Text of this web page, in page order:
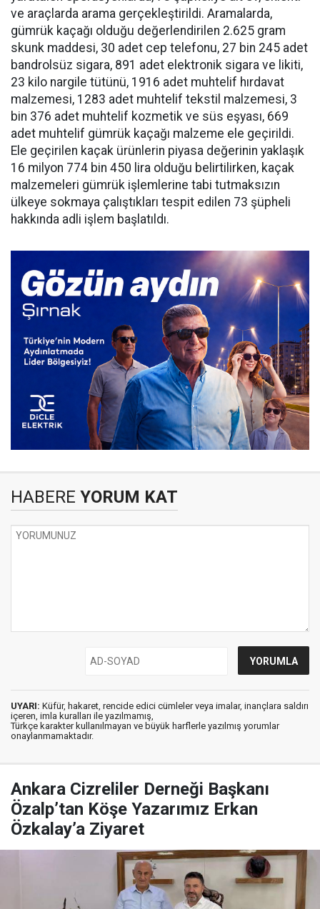
ve araçlarda arama gerçekleştirildi. Aramalarda,
gümrük kaçağı olduğu değerlendirilen 2.625 gram
skunk maddesi, 30 adet cep telefonu, 27 bin 245 adet
bandrolsüz sigara, 891 adet elektronik sigara ve likiti,
23 kilo nargile tütünü, 1916 adet muhtelif hırdavat
malzemesi, 1283 adet muhtelif tekstil malzemesi, 3
bin 376 adet muhtelif kozmetik ve süs eşyası, 669
adet muhtelif gümrük kaçağı malzeme ele geçirildi.
Ele geçirilen kaçak ürünlerin piyasa değerinin yaklaşık
16 milyon 774 bin 450 lira olduğu belirtilirken, kaçak
malzemeleri gümrük işlemlerine tabi tutmaksızın
ülkeye sokmaya çalıştıkları tespit edilen 73 şüpheli
hakkında adli işlem başlatıldı.
HABERE YORUM KAT
UYARI: Küfür, hakaret, rencide edici cümleler veya imalar, inançlara saldırı
içeren, imla kuralları ile yazılmamış,
Türkçe karakter kullanılmayan ve büyük harflerle yazılmış yorumlar
onaylanmamaktadır.
Ankara Cizreliler Derneği Başkanı
Özalp’tan Köşe Yazarımız Erkan
Özkalay’a Ziyaret